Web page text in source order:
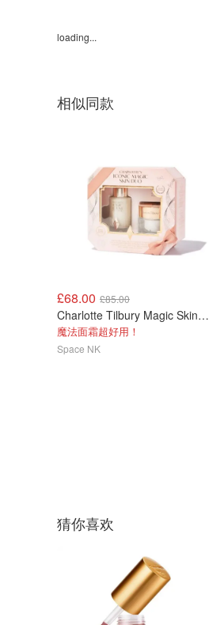
loading...
相似同款
£68.00 £85.00
Charlotte Tilbury Magic Skin Duo 礼盒套装
魔法面霜超好用！
Space NK
猜你喜欢